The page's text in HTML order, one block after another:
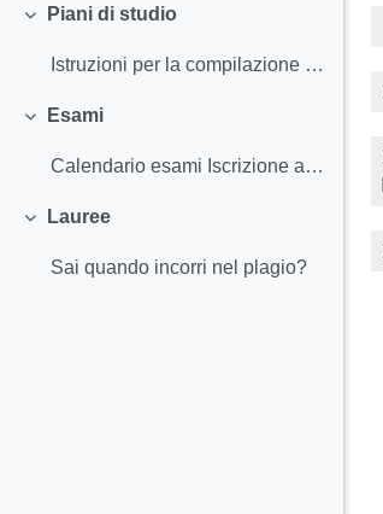
Minimizza
Piani di studio
Istruzioni per la compilazione e scadenze
Minimizza
Esami
Calendario esami Iscrizione agli esami e Registra...
Minimizza
Lauree
Sai quando incorri nel plagio?